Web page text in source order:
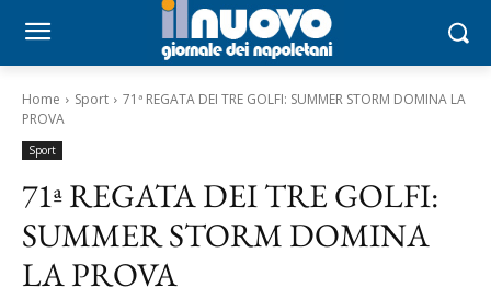
Home Sport
71ª REGATA DEI TRE GOLFI: SUMMER STORM DOMINA LA
PROVA
Sport
71ª REGATA DEI TRE GOLFI:
SUMMER STORM DOMINA
LA PROVA